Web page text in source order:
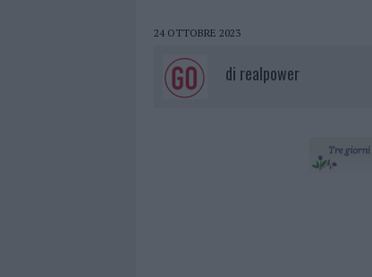
24 OTTOBRE 2023
di realpower